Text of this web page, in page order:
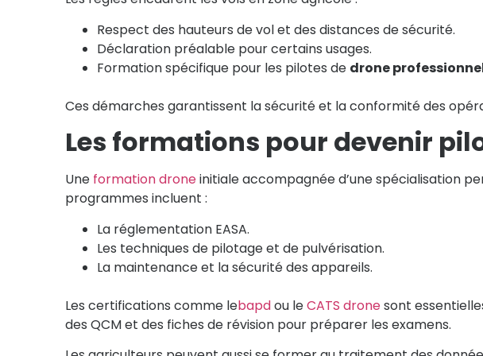
Respect des hauteurs de vol et des distances de sécurité.
Déclaration préalable pour certains usages.
Formation spécifique pour les pilotes de drone
Ces démarches garantissent la sécurité et la conformité des
Les formations pour devenir
Une formation droneinitiale accompagnée d’une spécialisation
programmes incluent :
La réglementation EASA.
Les techniques de pilotage et de pulvérisation.
La maintenance et la sécurité des appareils.
Les certifications comme lebapdou leCATS dronesont
des QCM et des fiches de révision pour préparer les examens.